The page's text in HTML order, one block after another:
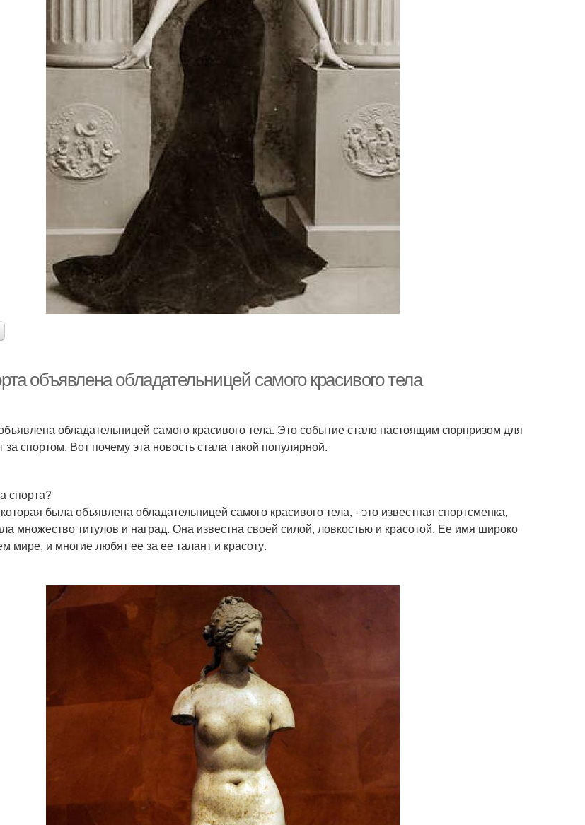
объявлена обладательницей самого красивого тела
обладательницей самого красивого тела. Это событие стало настоящим сюрпризом для
за спортом. Вот почему эта новость стала такой популярной.
спорта?
была объявлена обладательницей самого красивого тела, - это известная спортсменка,
множество титулов и наград. Она известна своей силой, ловкостью и красотой. Ее имя широко
мире, и многие любят ее за ее талант и красоту.